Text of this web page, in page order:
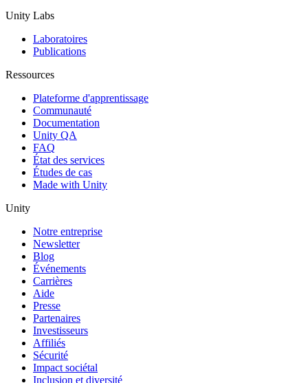
Unity Labs
Laboratoires
Publications
Ressources
Plateforme d'apprentissage
Communauté
Documentation
Unity QA
FAQ
État des services
Études de cas
Made with Unity
Unity
Notre entreprise
Newsletter
Blog
Événements
Carrières
Aide
Presse
Partenaires
Investisseurs
Affiliés
Sécurité
Impact sociétal
Inclusion et diversité